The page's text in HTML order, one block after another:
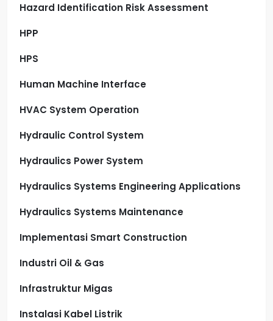
Hazard Identification Risk Assessment
HPP
HPS
Human Machine Interface
HVAC System Operation
Hydraulic Control System
Hydraulics Power System
Hydraulics Systems Engineering Applications
Hydraulics Systems Maintenance
Implementasi Smart Construction
Industri Oil & Gas
Infrastruktur Migas
Instalasi Kabel Listrik